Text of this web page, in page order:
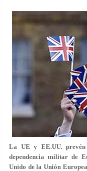
La UE y EE.UU.
dependencia militar de
Unido de la Unión